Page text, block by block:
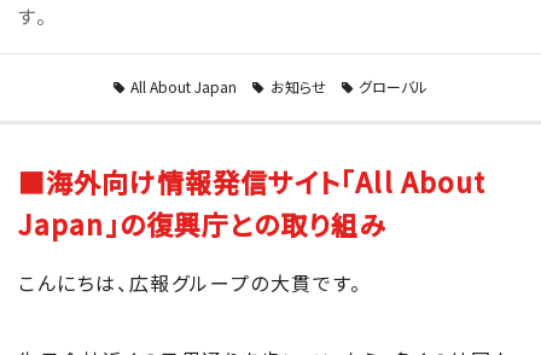
す。
All About Japan お知らせ グローバル
■海外向け情報発信サイト「All About
Japan」の復興庁との取り組み
こんにちは、広報グループの大貫です。